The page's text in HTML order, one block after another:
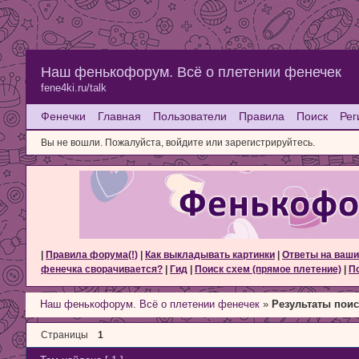
Наш фенькофорум. Всё о плетении фенечек
fene4ki.ru/talk
Фенечки Главная Пользователи Правила Поиск
Вы не вошли. Пожалуйста, войдите или зарегистрируйтесь.
Правила форума(!) Как выкладывать картинки
Ответы на
фенечка сворачивается?
Гид Поиск схем (прямое плетение)
Наш фенькофорум. Всё о плетении фенечек » Результаты
Страницы 1